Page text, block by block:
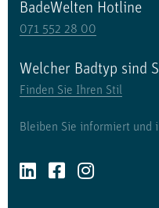
BadeWelten Hotline
071 552 28 00
Welcher Badtyp sind
Finden Sie Ihren Stil
Bleiben Sie informiert und